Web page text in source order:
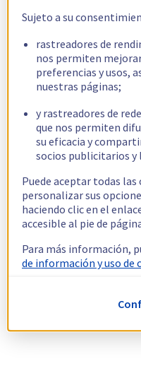
Sujeto a su
rastreadores de
nos permiten
preferencias y usos,
nuestras páginas;
y rastreadores de
que nos permiten
su eficacia y
socios publicitarios y
Puede aceptar todas
personalizar sus
haciendo clic en el
accesible al pie de
Para más información,
de información y uso de